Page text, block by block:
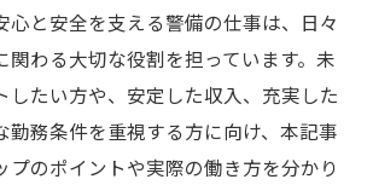
心と安全を支える警備の仕事は、日々
関わる大切な役割を担っています。未
したい方や、安定した収入、充実した
勤務条件を重視する方に向け、本記事
プのポイントや実際の働き方を分かり